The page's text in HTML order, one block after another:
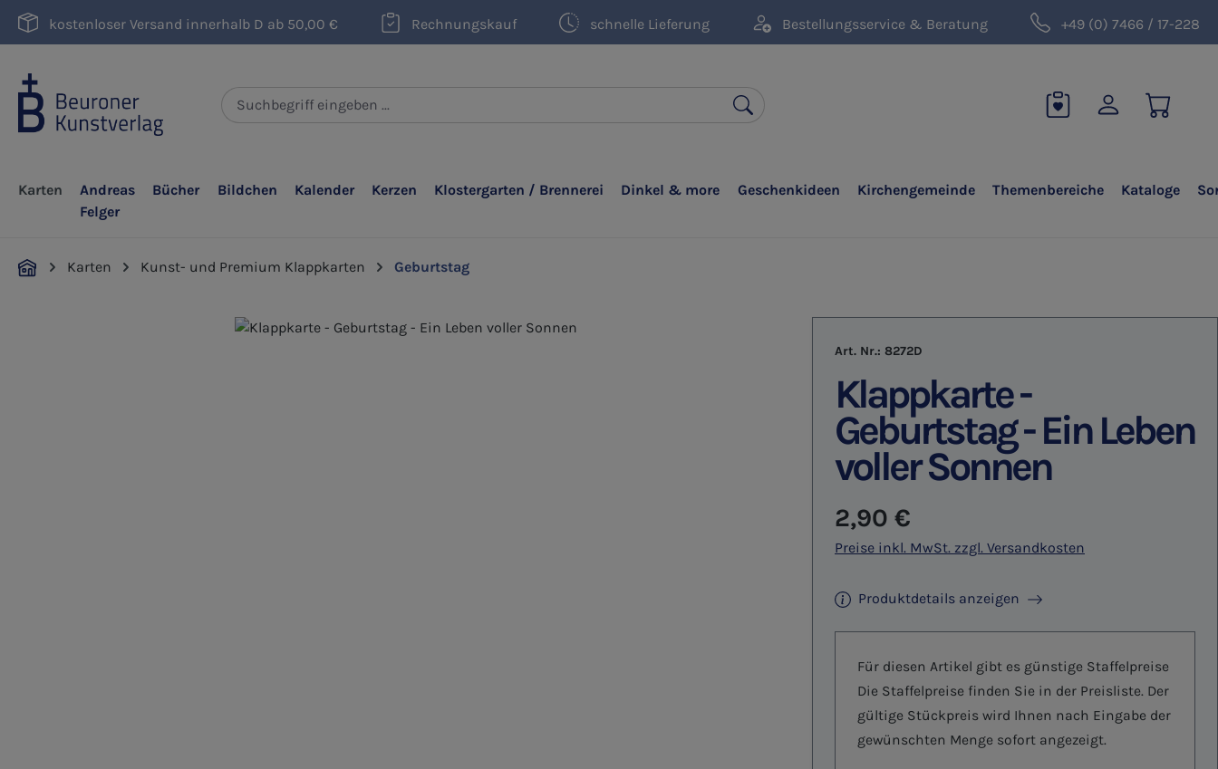
Hauptinhalt springen
Zur Suche springen
Zur Hauptnavigation springen
kostenloser Versand innerhalb D ab 50,00 € Rechnungskauf schnelle Lieferung Bestellungsservice & Beratung +49 (0) 7466 / 17-228
Karten
Andreas
Felger
Bücher Bildchen Kalender Kerzen Klostergarten / Brennerei Dinkel & more Geschenkideen Kirchengemeinde Themenbereiche Kataloge
Karten Kunst- und Premium Klappkarten Geburtstag
Art. Nr.: 8272D
Klappkarte -
Geburtstag - Ein Leben
voller Sonnen
Regulärer Preis:
2,90 €
Preise inkl. MwSt. zzgl. Versandkosten
Produktdetails anzeigen
Für diesen Artikel gibt es günstige Staffelpreise
Die Staffelpreise finden Sie in der Preisliste. Der
gültige Stückpreis wird Ihnen nach Eingabe der
gewünschten Menge sofort angezeigt.